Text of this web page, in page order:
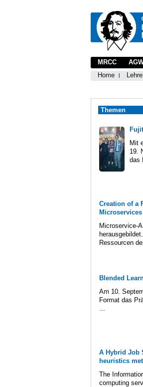
MRCC
Home
Lehre
Themen
Mit
19.
das
Creation of a
Microservice-
Ressourcen
Blended
Am 10.
Format das
...
A Hybrid Job
heuristics
The
computing